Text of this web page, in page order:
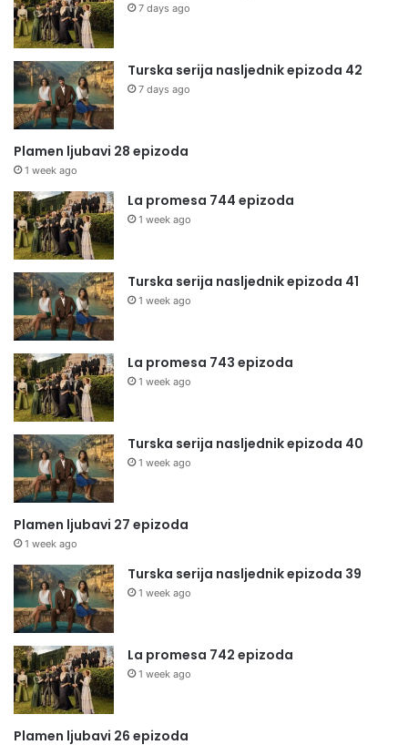
7 days ago
Turska serija nasljednik epizoda 42
7 days ago
Plamen ljubavi 28 epizoda
1 week ago
La promesa 744 epizoda
1 week ago
Turska serija nasljednik epizoda 41
1 week ago
La promesa 743 epizoda
1 week ago
Turska serija nasljednik epizoda 40
1 week ago
Plamen ljubavi 27 epizoda
1 week ago
Turska serija nasljednik epizoda 39
1 week ago
La promesa 742 epizoda
1 week ago
Plamen ljubavi 26 epizoda